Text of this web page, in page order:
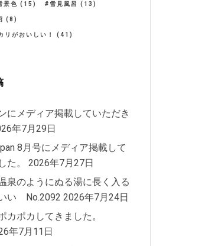
景色 (15) 雪見風呂 (13)
(8)
リがおいしい！ (41)
にメディア掲載していただき
年7月29日
8月号にメディア掲載して
た。
2026年7月27日
泉のようにぬる湯に長く入る
い No.2092 2026年7月24日
カポカしてきました。
年7月11日